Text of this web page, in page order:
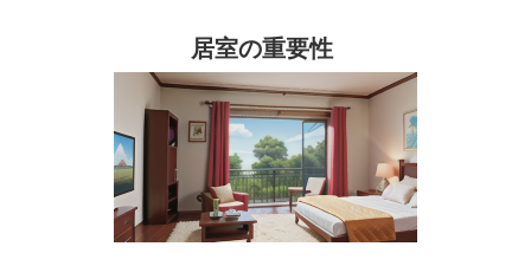
居室の重要性